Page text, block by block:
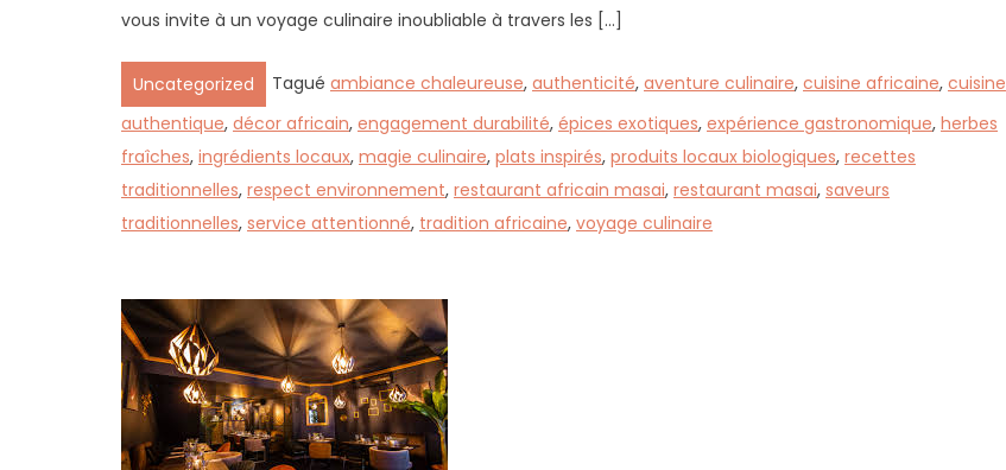
vous invite à un voyage culinaire inoubliable à travers les […]
Uncategorized Tagué ambiance chaleureuse, authenticité, aventure culinaire, cuisine africaine, cuisine
authentique, décor africain, engagement durabilité, épices exotiques, expérience gastronomique, herbes
fraîches, ingrédients locaux, magie culinaire, plats inspirés, produits locaux biologiques, recettes
traditionnelles, respect environnement, restaurant africain masai, restaurant masai, saveurs
traditionnelles, service attentionné, tradition africaine, voyage culinaire